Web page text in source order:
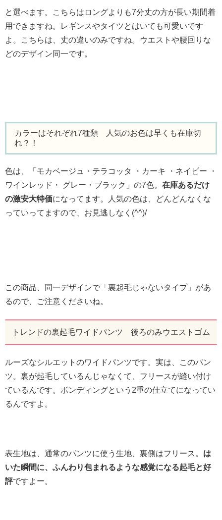
と選べます。こちらはロングよりも7分丈の方が長い期間着
用できますね。レギンスやタイツとはいても可愛いです
よ。こちらは、丈の違いのみですね。ウエストや腰回りな
どのデザイン同一です。
カラーはそれぞれ7種類 人気のお色は早くも在庫切
れ？！
色は、「モカベージュ・テラコッタ ・カーキ ・ネイビー ・
ワインレッド・ グレー・ブラック」の7色。 在庫あるだけ
の激安大特価になってます。人気の色は、どんどんなくな
っていってますので、お見逃しなく(^^)/
この商品、同一デザインで「裏起毛じゃないタイプ」があ
るので、ご注意くださいね。
トレンドの裏起毛ワイドパンツ 後ろのみウエストゴム
ルーズなシルエットのワイドパンツです。実は、このパン
ツ。裏が起毛しているんじゃなくて、フリースが縫い付け
ているんです。ボンディングという2重の仕立てになってい
るんですよ。
表生地は、通常のパンツに使う生地、裏側はフリース。 は
いた瞬間に、ふんわり包まれるような感覚になる起毛と好
評ですよー。